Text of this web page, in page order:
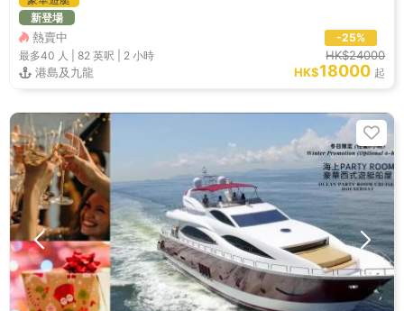
新登場
熱賣中
最多40 人 | 82 英呎 2 小時
港島及九龍
-25%
HK$24000
HK$18000 起